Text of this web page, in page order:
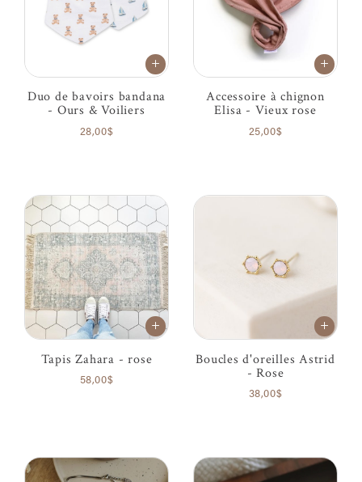
Duo de bavoirs bandana
- Ours & Voiliers
28,00$
Accessoire à chignon
Elisa - Vieux rose
25,00$
Tapis Zahara - rose
58,00$
Boucles d'oreilles Astrid
- Rose
38,00$